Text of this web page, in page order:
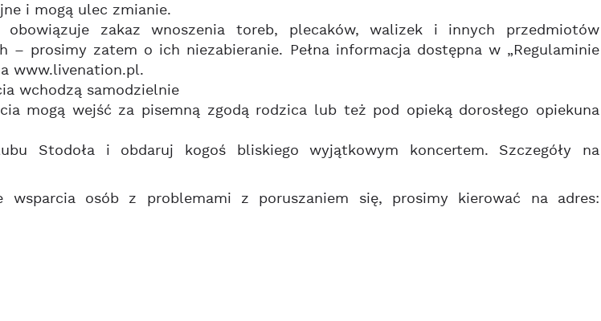
i mogą ulec zmianie.
zakaz wnoszenia toreb, plecaków, walizek i innych przedmiotów
– prosimy zatem o ich niezabieranie. Pełna informacja dostępna w „Regulaminie
www.livenation.pl.
wchodzą samodzielnie
mogą wejść za pisemną zgodą rodzica lub też pod opieką dorosłego opiekuna
Stodoła i obdaruj kogoś bliskiego wyjątkowym koncertem. Szczegóły na
wsparcia osób z problemami z poruszaniem się, prosimy kierować na adres: